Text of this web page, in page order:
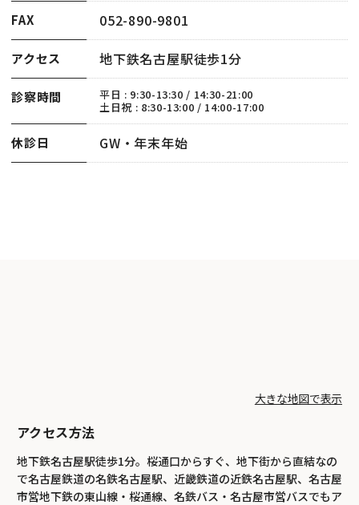
FAX 052-890-9801
アクセス 地下鉄名古屋駅徒歩1分
診察時間
平日 : 9:30-13:30 / 14:30-21:00
土日祝 : 8:30-13:00 / 14:00-17:00
休診日 GW・年末年始
アクセス方法
地下鉄名古屋駅徒歩1分。桜通口からすぐ、地下街から直結なの
で名古屋鉄道の名鉄名古屋駅、近畿鉄道の近鉄名古屋駅、名古屋
市営地下鉄の東山線・桜通線、名鉄バス・名古屋市営バスでもア
大きな地図で表示